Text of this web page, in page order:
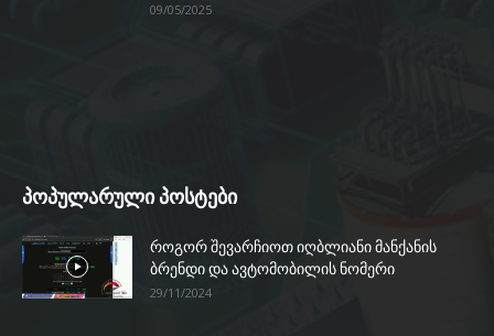
09/05/2025
პოპულარული პოსტები
როგორ შევარჩიოთ იღბლიანი მანქანის
ბრენდი და ავტომობილის ნომერი
29/11/2024